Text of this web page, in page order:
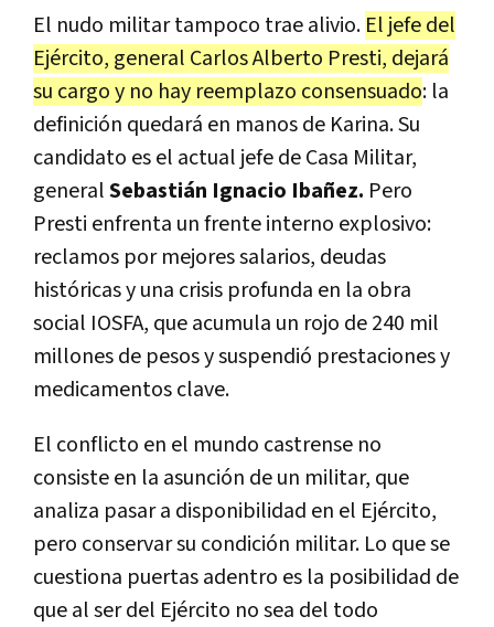
El nudo militar tampoco trae alivio. El jefe del
Ejército, general Carlos Alberto Presti, dejará
su cargo y no hay reemplazo consensuado: la
definición quedará en manos de Karina. Su
candidato es el actual jefe de Casa Militar,
generalSebastián Ignacio Ibañez. Pero
Presti enfrenta un frente interno explosivo:
reclamos por mejores salarios, deudas
históricas y una crisis profunda en la obra
social IOSFA, que acumula un rojo de 240 mil
millones de pesos y suspendió prestaciones y
medicamentos clave.
El conflicto en el mundo castrense no
consiste en la asunción de un militar, que
analiza pasar a disponibilidad en el Ejército,
pero conservar su condición militar. Lo que se
cuestiona puertas adentro es la posibilidad de
que al ser del Ejército no sea del todo